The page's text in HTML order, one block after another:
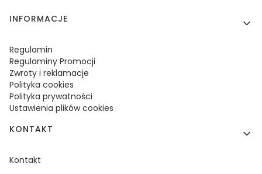
Linki w stopce
INFORMACJE
Regulamin
Regulaminy Promocji
Zwroty i reklamacje
Polityka cookies
Polityka prywatności
Ustawienia plików cookies
KONTAKT
Kontakt